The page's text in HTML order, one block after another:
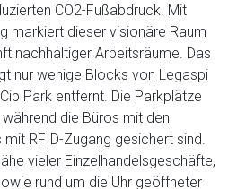
CO2-Fußabdruck. Mit
markiert dieser visionäre Raum
nachhaltiger Arbeitsräume. Das
nur wenige Blocks von Legaspi
Park entfernt. Die Parkplätze
die Büros mit den
RFID-Zugang gesichert sind.
vieler Einzelhandelsgeschäfte,
rund um die Uhr geöffneter